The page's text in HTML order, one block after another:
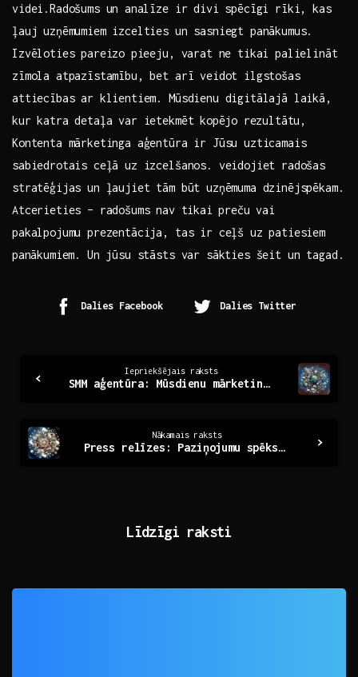
videi.Radošums un ⁤analīze ir divi spēcīgi‌ rīki, ‌kas ​
ļauj uzņēmumiem ​izcelties un sasniegt panākumus.
Izvēloties pareizo⁢ pieeju, varat ne tikai palielināt
zīmola atpazīstamību, bet arī veidot ilgstošas
‍attiecības ar klientiem. Mūsdienu digitālajā laikā,
kur​ katra detaļa var ietekmēt ⁤kopējo ⁣rezultātu,
‌Kontenta mārketinga aģentūra ir Jūsu ​uzticamais
sabiedrotais ceļā uz izcelšanos. veidojiet radošas
stratēģijas un ļaujiet tām būt uzņēmuma dzinējspēkam.
Atcerieties – radošums ⁤nav tikai⁤ preču vai
pakalpojumu prezentācija, tas ir ceļš uz patiesiem
⁢panākumiem. Un jūsu stāsts var‌ sākties šeit un tagad.
Dalies Facebook Dalies Twitter
Reading
Iepriekšējais raksts
SMM aģentūra: Mūsdienu mārketinga nākotne un izaicinājumi
Nākamais raksts
Press relīzes: Paziņojumu spēks mediju pasaulē
Līdzīgi raksti